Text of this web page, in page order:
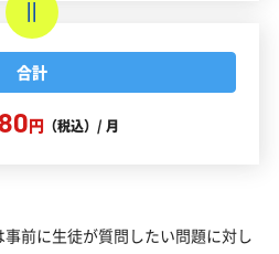
合計
円 （税込）/ 月
前に生徒が質問したい問題に対し